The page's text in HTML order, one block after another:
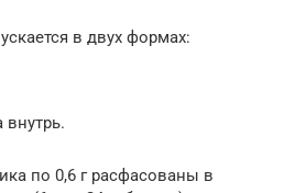
в двух формах:
внутрь.
по 0,6 г расфасованы в